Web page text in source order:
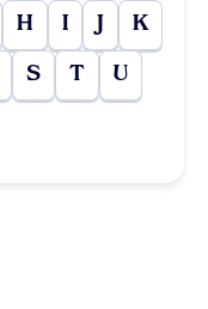
H I J K
S T U